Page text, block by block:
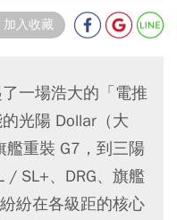
加入收藏
一場浩大的「電推
光陽 Dollar（大
艦重裝 G7，到三陽
/ SL+、DRG、旗艦
紛在各級距的核心